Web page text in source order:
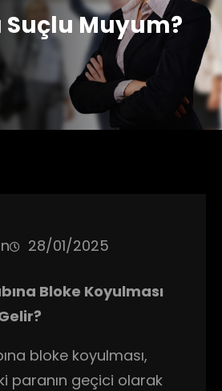
Muyum?
28/01/2025
Bloke Koyulması
bloke koyulması,
paranın geçici olarak